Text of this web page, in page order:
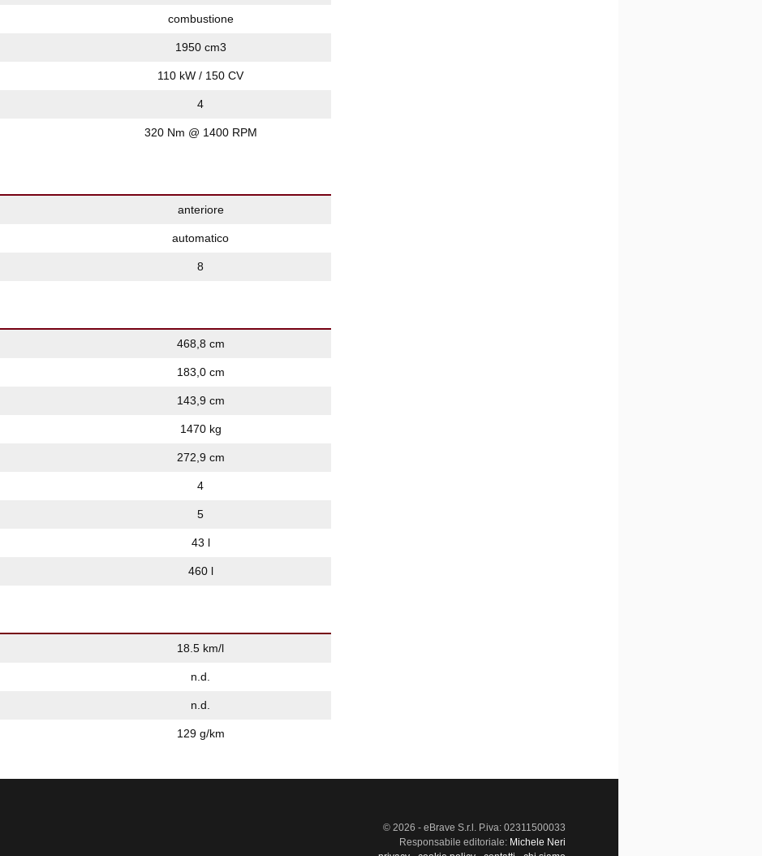
combustione
1950 cm3
110 kW / 150 CV
4
320 Nm @ 1400 RPM
anteriore
automatico
8
468,8 cm
183,0 cm
143,9 cm
1470 kg
272,9 cm
4
5
43 l
460 l
18.5 km/l
n.d.
n.d.
129 g/km
© 2026 - eBrave S.r.l. P.iva: 02311500033
Responsabile editoriale: Michele Neri